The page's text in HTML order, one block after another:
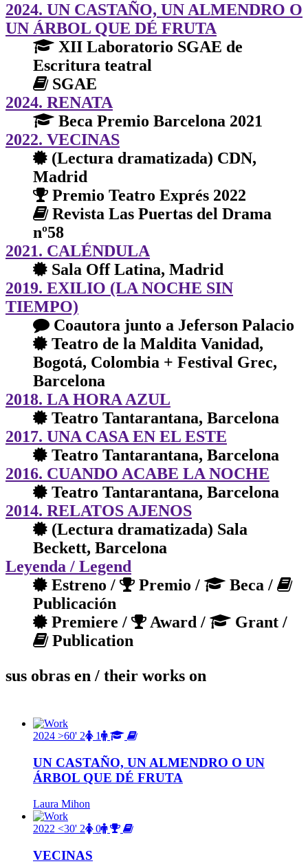
2024. UN CASTAÑO, UN ALMENDRO O
UN ÁRBOL QUE DÉ FRUTA
XII Laboratorio SGAE de
Escritura teatral
SGAE
2024. RENATA
Beca Premio Barcelona 2021
2022. VECINAS
(Lectura dramatizada) CDN,
Madrid
Premio Teatro Exprés 2022
Revista Las Puertas del Drama
nº58
2021. CALÉNDULA
Sala Off Latina, Madrid
2019. EXILIO (LA NOCHE SIN
TIEMPO)
Coautora junto a Jeferson Palacio
Teatro de la Maldita Vanidad,
Bogotá, Colombia + Festival Grec,
Barcelona
2018. LA HORA AZUL
Teatro Tantarantana, Barcelona
2017. UNA CASA EN EL ESTE
Teatro Tantarantana, Barcelona
2016. CUANDO ACABE LA NOCHE
Teatro Tantarantana, Barcelona
2014. RELATOS AJENOS
(Lectura dramatizada) Sala
Beckett, Barcelona
Leyenda / Legend
Estreno /
Premio /
Beca /
Publicación
Premiere /
Award /
Grant /
Publication
sus obras en / their works on
2024 >60' 2 1
UN CASTAÑO, UN ALMENDRO O UN
ÁRBOL QUE DÉ FRUTA
Laura Mihon
2022 <30' 2 0
VECINAS